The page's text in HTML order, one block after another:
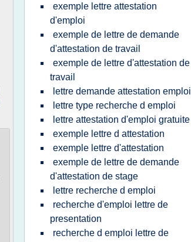
exemple lettre attestation
d'emploi
exemple de lettre de demande
d'attestation de travail
exemple de lettre d'attestation de
travail
lettre demande attestation emploi
lettre type recherche d emploi
lettre attestation d'emploi gratuite
exemple lettre d attestation
exemple lettre d'attestation
exemple de lettre de demande
d'attestation de stage
lettre recherche d emploi
recherche d'emploi lettre de
presentation
recherche d emploi lettre de